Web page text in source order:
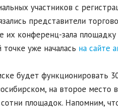
участников с
представители
их конференц-зала
уже началась на сайте
будет функционировать
на второе
сотни площадок. Напомним,